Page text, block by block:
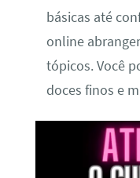
básicas até
online
tópicos. Você
doces finos e